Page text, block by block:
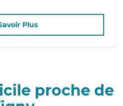
Plus
proche de